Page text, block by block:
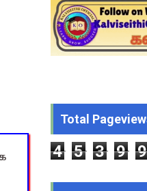
- நிதித்துறை அதிரடி
கணக்கீடு – புதிய
அவசர உத்தரவு!
ஆணையர்
Total
4 5 3 9 9